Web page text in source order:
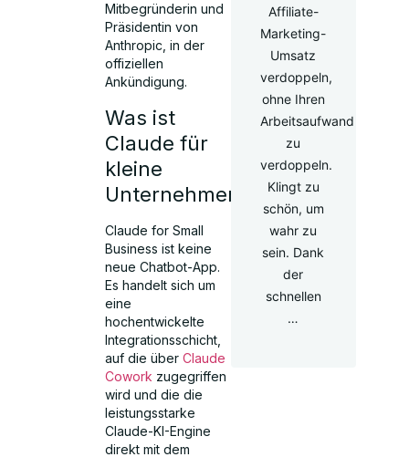
Mitbegründerin und
Präsidentin von
Anthropic, in der
offiziellen
Ankündigung.
Was ist
Claude für
kleine
Unternehmen?
Claude for Small
Business ist keine
neue Chatbot-App.
Es handelt sich um
eine
hochentwickelte
Integrationsschicht,
auf die überClaude
Cowork zugegriffen
wird und die die
leistungsstarke
Claude-KI-Engine
direkt mit dem
Affiliate-
Marketing-
Umsatz
verdoppeln,
ohne Ihren
Arbeitsaufwand
zu
verdoppeln.
Klingt zu
schön, um
wahr zu
sein. Dank
der
schnellen
…